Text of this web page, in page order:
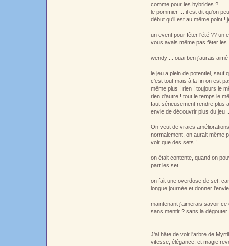
comme pour les hybrides ?
le pommier ... il est dit qu'on
début qu'il est au même point !
un event pour fêter l'été ?? un
vous avais même pas fêter les
wendy ... ouai ben j'aurais
le jeu a plein de potentiel, sauf
c'est tout mais à la fin on est
même plus ! rien ! toujours le
rien d'autre ! tout le temps le
faut sérieusement rendre plus
envie de découvrir plus du jeu
On veut de vraies
normalement, on aurait même
voir que des sets !
on était contente, quand on
part les set ...
on fait une overdose de set,
longue journée et donner
maintenant j'aimerais savoir
sans mentir ? sans la dégouter
J'ai hâte de voir l'arbre de
vitesse, élégance, et magie